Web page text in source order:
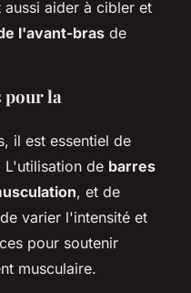
aussi aider à cibler et
l'avant-bras de
pour la
il est essentiel de
L'utilisation de barres
, et de
varier l'intensité et
pour soutenir
musculaire.